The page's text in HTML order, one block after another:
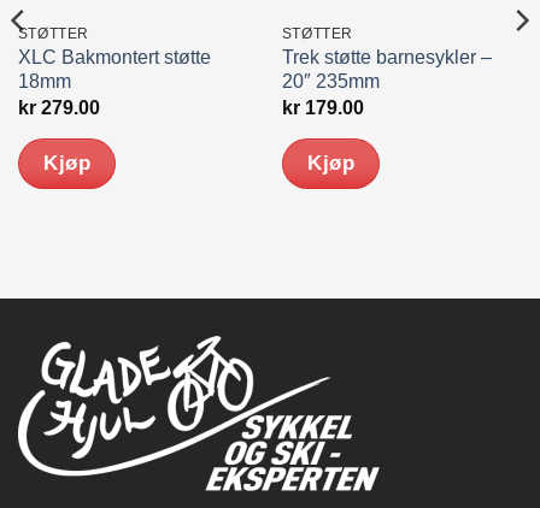
STØTTER
XLC Bakmontert støtte
18mm
kr279.00
Kjøp
STØTTER
Trek støtte barnesykler –
20″ 235mm
kr179.00
Kjøp